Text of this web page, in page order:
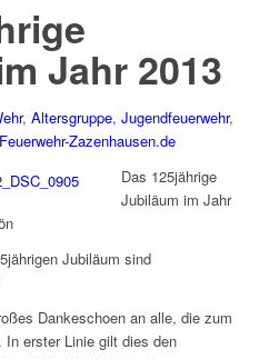
Jahr 2013
, Altersgruppe, Jugendfeuerwehr,
Feuerwehr-Zazenhausen.de
Das 125jährige
Jubiläum im Jahr
Jubiläum sind
Dankeschoen an alle, die zum
In erster Linie gilt dies den